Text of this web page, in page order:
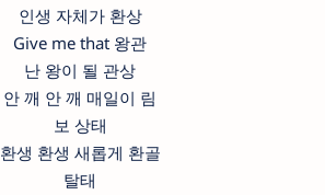
인생 자체가 환상
Give me that 왕관
난 왕이 될 관상
안 깨 안 깨 매일이 림
보 상태
환생 환생 새롭게 환골
탈태